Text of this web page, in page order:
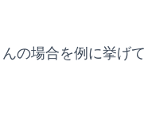
の場合を例に挙げて